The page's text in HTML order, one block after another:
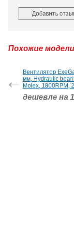
Похожие модели
Вентилятор
мм, Hydraulic
Molex, 1800RPM,
дешевле на